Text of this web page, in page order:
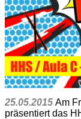
25.05.2015 Am
präsentiert das